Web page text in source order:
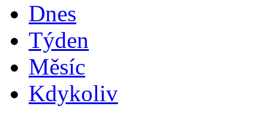
Dnes
Týden
Měsíc
Kdykoliv